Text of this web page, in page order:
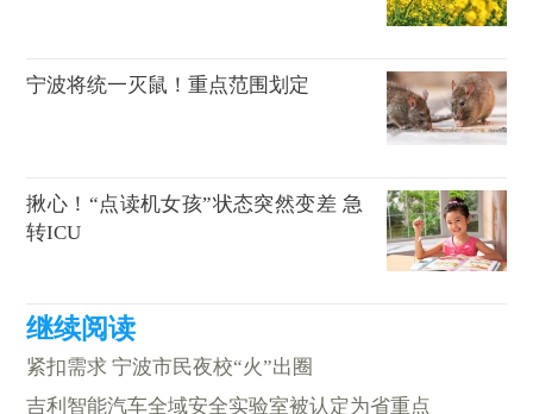
宁波将统一灭鼠！重点范围划定
揪心！“点读机女孩”状态突然变差 急
转ICU
紧扣需求 宁波市民夜校“火”出圈
吉利智能汽车全域安全实验室被认定为省重点